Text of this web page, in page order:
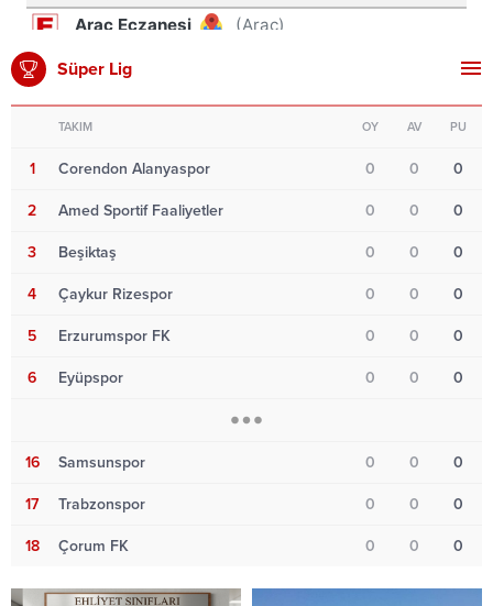
Süper Lig
TAKIM OY AV PU
1 Corendon Alanyaspor 0 0 0
2 Amed Sportif Faaliyetler 0 0 0
3 Beşiktaş 0 0 0
4 Çaykur Rizespor 0 0 0
5 Erzurumspor FK 0 0 0
6 Eyüpspor 0 0 0
16 Samsunspor 0 0 0
17 Trabzonspor 0 0 0
18 Çorum FK 0 0 0